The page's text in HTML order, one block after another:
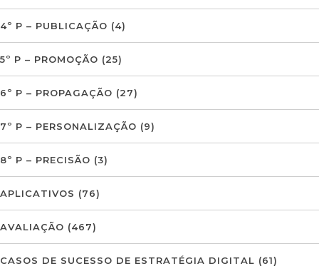
4º P – PUBLICAÇÃO (4)
5º P – PROMOÇÃO (25)
6º P – PROPAGAÇÃO (27)
7º P – PERSONALIZAÇÃO (9)
8º P – PRECISÃO (3)
APLICATIVOS (76)
AVALIAÇÃO (467)
CASOS DE SUCESSO DE ESTRATÉGIA DIGITAL (61)